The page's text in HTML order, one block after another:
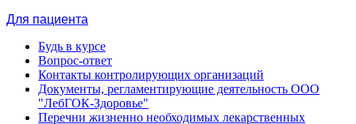
Для пациента
Будь в курсе
Вопрос-ответ
Контакты контролирующих организаций
Документы, регламентирующие деятельность ООО
"ЛебГОК-Здоровье"
Перечни жизненно необходимых лекарственных